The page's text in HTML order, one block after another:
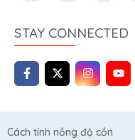
STAY CONNECTED
Cách tính nồng độ cồn